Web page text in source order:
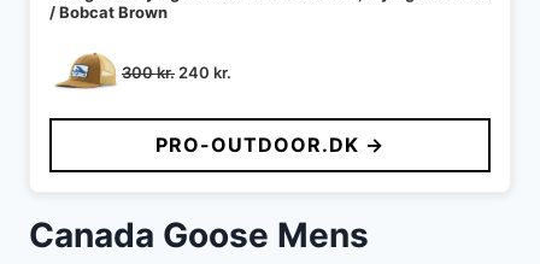
/ Bobcat Brown
300kr. Den
pris
var:
300 kr..
240 kr.
pris
er:
240 kr..
PRO-OUTDOOR.DK →
Canada Goose Mens